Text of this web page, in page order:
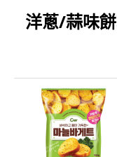
洋蔥/蒜味